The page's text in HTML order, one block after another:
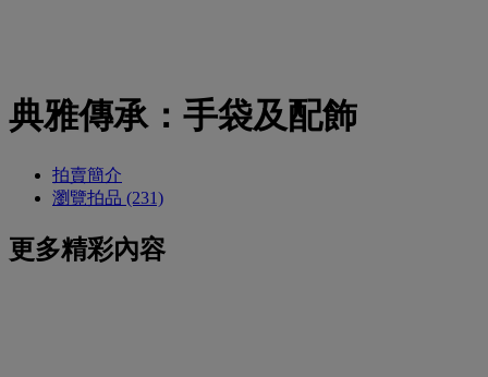
典雅傳承：手袋及配飾
拍賣簡介
瀏覽拍品 (231)
更多精彩內容